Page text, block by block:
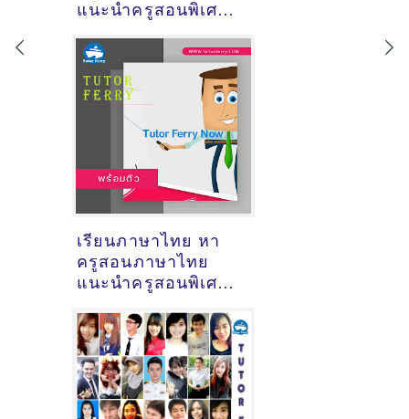
แนะนำครูสอนพิเศษ
เรียนภาษาไทย หา
ครูสอนภาษาไทย
แนะนำครูสอนพิเศษ